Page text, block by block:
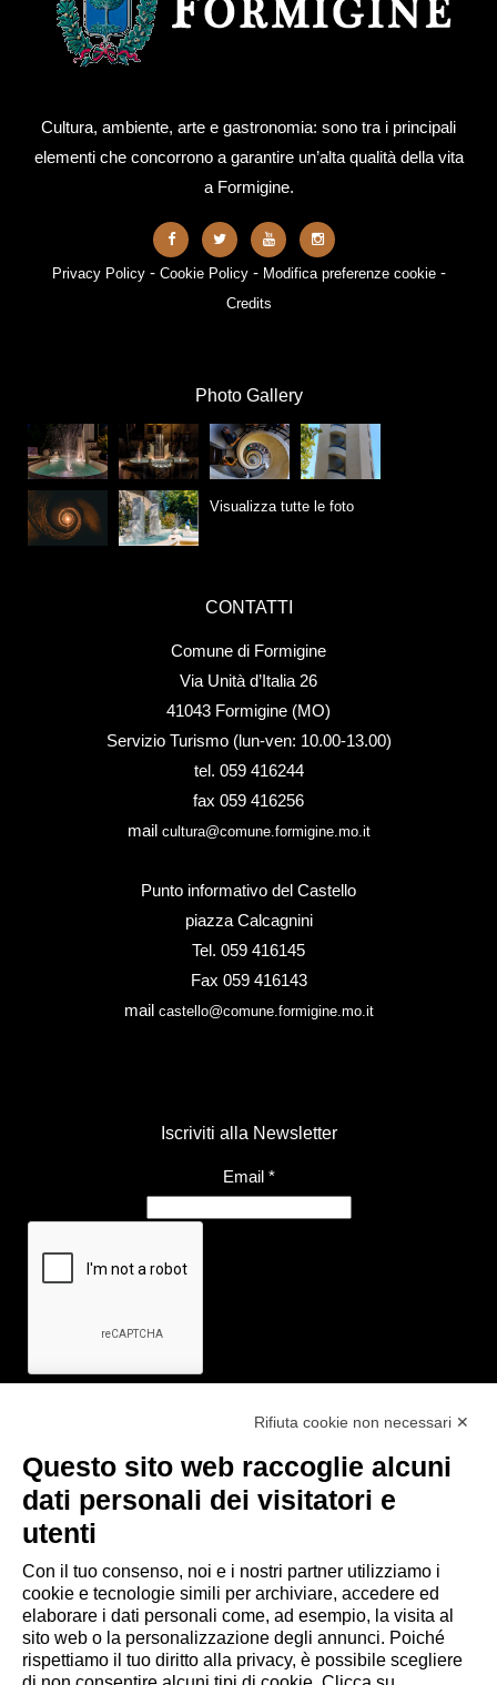
Cultura, ambiente, arte e gastronomia: sono tra i principali
elementi che concorrono a garantire un’alta qualità della vita
a Formigine.
Privacy Policy- Cookie Policy- Modifica preferenze cookie-
Credits
Photo Gallery
Visualizza tutte le foto
CONTATTI
Comune di Formigine
Via Unità d’Italia 26
41043 Formigine (MO)
Servizio Turismo (lun-ven: 10.00-13.00)
tel. 059 416244
fax 059 416256
mail cultura@comune.formigine.mo.it
Punto informativo del Castello
piazza Calcagnini
Tel. 059 416145
Fax 059 416143
mail castello@comune.formigine.mo.it
Iscriviti alla Newsletter
Email *
Link utili
- Ufficio di informazione e accoglienza turistica di Maranello, Fiorano
- Comune di Formigine
- Trasporti Locali
- Trenitalia
Rifiuta cookie non necessari ✕
Questo sito web raccoglie alcuni
dati personali dei visitatori e
utenti
Con il tuo consenso, noi e i nostri partner utilizziamo i
cookie e tecnologie simili per archiviare, accedere ed
elaborare i dati personali come, ad esempio, la visita al
sito web o la personalizzazione degli annunci. Poiché
rispettiamo il tuo diritto alla privacy, è possibile scegliere